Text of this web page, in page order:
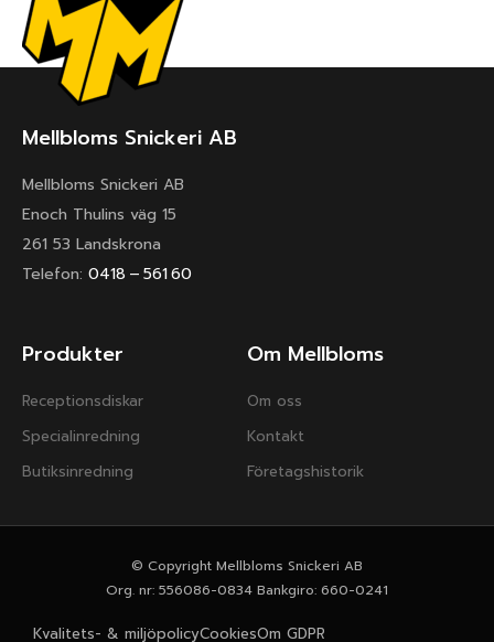
Mellbloms Snickeri AB
Mellbloms Snickeri AB
Enoch Thulins väg 15
261 53 Landskrona
Telefon: 0418 – 561 60
Produkter
Receptionsdiskar
Specialinredning
Butiksinredning
Om Mellbloms
Om oss
Kontakt
Företagshistorik
© Copyright Mellbloms Snickeri AB
Org. nr: 556086-0834 Bankgiro: 660-0241
Kvalitets- & miljöpolicyCookiesOm GDPR